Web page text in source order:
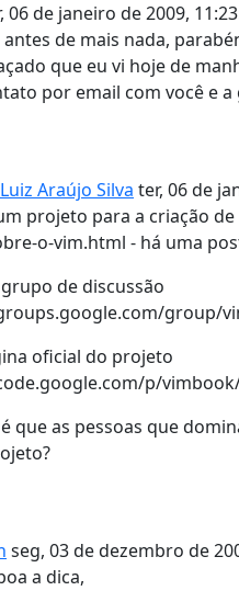
06 de janeiro de 2009,
de mais nada,
que eu vi hoje de
por email com você e
Araújo Silva ter, 06 de
projeto para a criação
o-vim.html - há uma
de discussão
group/
oficial do projeto
p/
que as pessoas que
seg, 03 de dezembro de
a dica,